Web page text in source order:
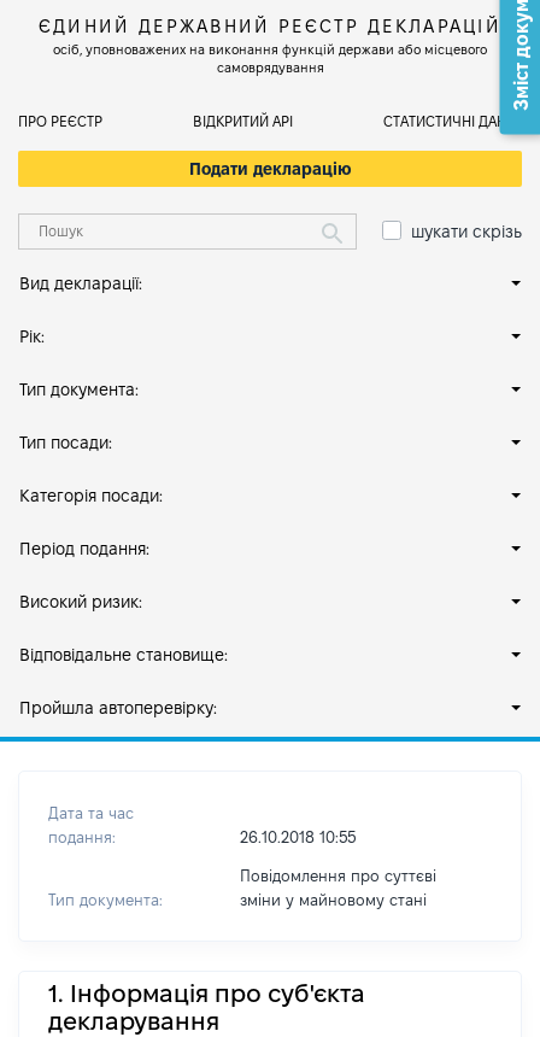
ЄДИНИЙ ДЕРЖАВНИЙ РЕЄСТР ДЕКЛАРАЦІЙ
осіб, уповноважених на виконання функцій держави або місцевого
самоврядування
ПРО РЕЄСТР ВІДКРИТИЙ АРІ СТАТИСТИЧНІ ДАНІ
Подати декларацію
шукати скрізь
Вид декларації:
Рік:
Тип документа:
Тип посади:
Категорія посади:
Період подання:
Високий ризик:
Відповідальне становище:
Пройшла автоперевірку:
Дата та час
подання:
26.10.2018 10:55
Тип документа:
Повідомлення про суттєві
зміни y майновому стані
1. Інформація про суб'єкта
декларування
Зміст документа